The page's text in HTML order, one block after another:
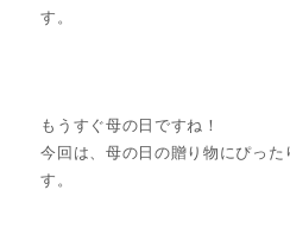
す。
もうすぐ母の日ですね！
今回は、母の日の贈り物にぴった
す。